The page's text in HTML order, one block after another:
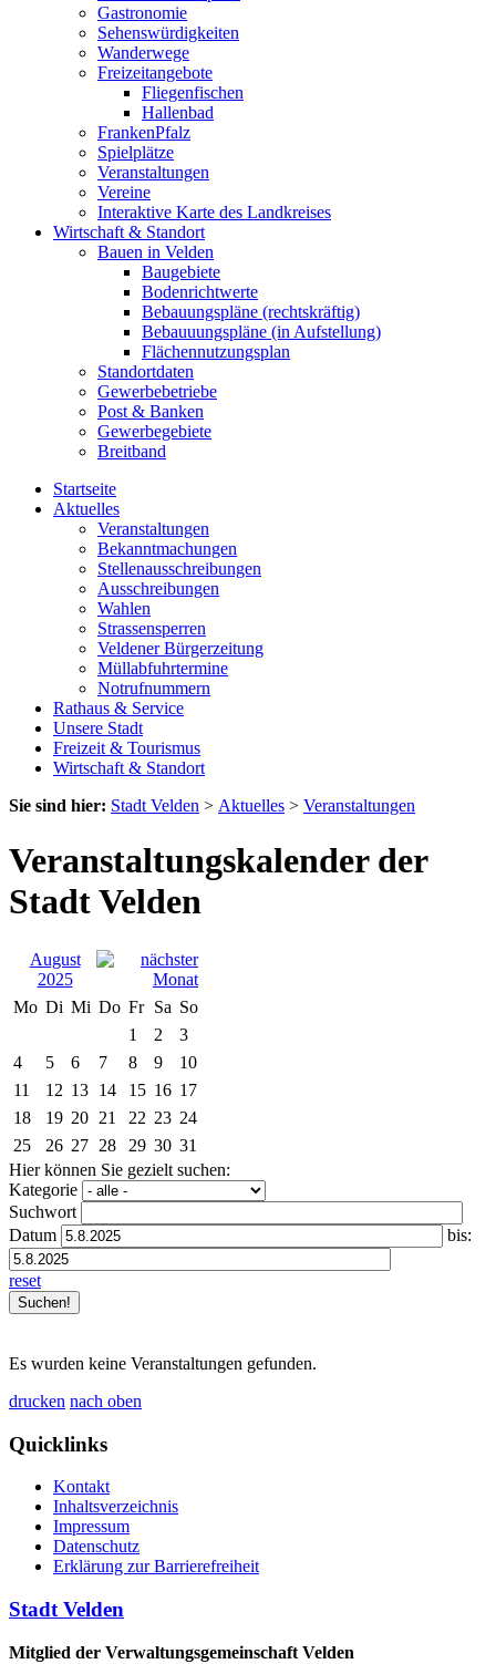
Gastronomie
Sehenswürdigkeiten
Wanderwege
Freizeitangebote
Fliegenfischen
Hallenbad
FrankenPfalz
Spielplätze
Veranstaltungen
Vereine
Interaktive Karte des Landkreises
Wirtschaft & Standort
Bauen in Velden
Baugebiete
Bodenrichtwerte
Bebauungspläne (rechtskräftig)
Bebauuungspläne (in Aufstellung)
Flächennutzungsplan
Standortdaten
Gewerbebetriebe
Post & Banken
Gewerbegebiete
Breitband
Startseite
Aktuelles
Veranstaltungen
Bekanntmachungen
Stellenausschreibungen
Ausschreibungen
Wahlen
Strassensperren
Veldener Bürgerzeitung
Müllabfuhrtermine
Notrufnummern
Rathaus & Service
Unsere Stadt
Freizeit & Tourismus
Wirtschaft & Standort
Sie sind hier: Stadt Velden > Aktuelles > Veranstaltungen
Veranstaltungskalender der
Stadt Velden
August
2025
Mo Di Mi Do Fr Sa So
1
2
3
4
5 6 7 8 9
10
11
12 13 14 15 16 17
18
19 20 21 22 23 24
25
26 27 28 29 30 31
Hier können Sie gezielt suchen:
Kategorie
Suchwort
Datum
bis:
reset
Es wurden keine Veranstaltungen gefunden.
drucken nach oben
Quicklinks
Kontakt
Inhaltsverzeichnis
Impressum
Datenschutz
Erklärung zur Barrierefreiheit
Stadt Velden
Mitglied der Verwaltungsgemeinschaft Velden